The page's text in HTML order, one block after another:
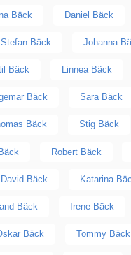
Bäck Daniel Bäck
Stefan Bäck Johanna
Bäck Linnea Bäck
Bäck Sara Bäck
Bäck Stig Bäck
Robert Bäck
David Bäck Katarina
Bäck Irene Bäck
Bäck Tommy Bäck